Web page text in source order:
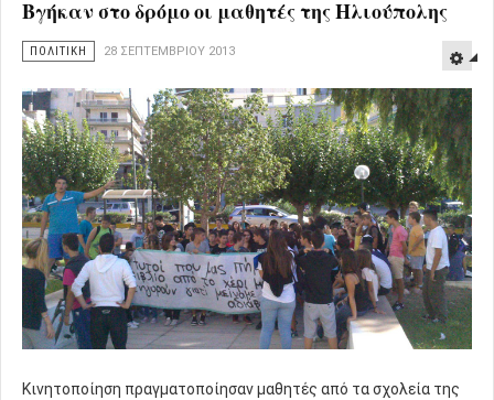
Βγήκαν στο δρόμο οι μαθητές της Ηλιούπολης
ΠΟΛΙΤΙΚΗ 28 ΣΕΠΤΕΜΒΡΊΟΥ 2013
Κινητοποίηση πραγματοποίησαν μαθητές από τα σχολεία της